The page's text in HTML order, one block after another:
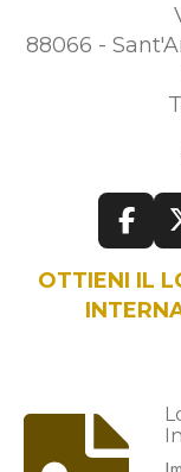
88066 -
F
a
c
e
OTTIENI IL